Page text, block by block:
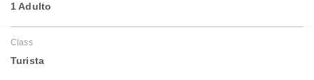
1 Adulto
Class
Turista